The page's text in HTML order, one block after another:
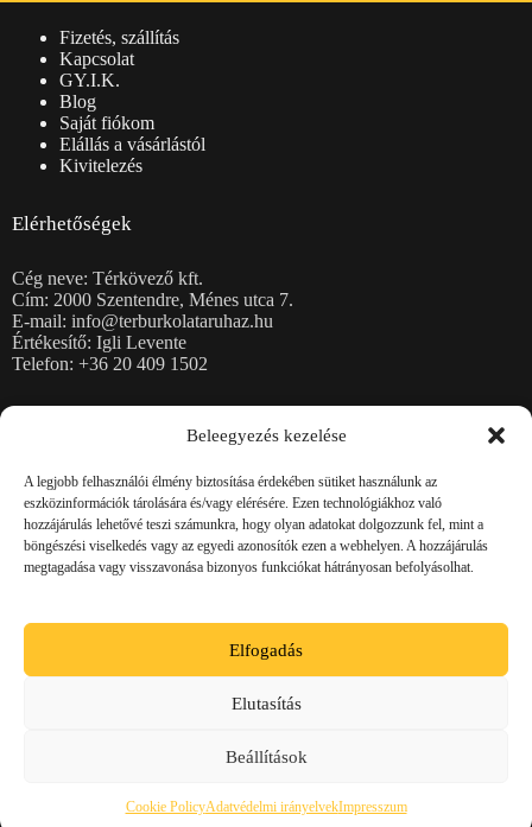
Beleegyezés kezelése
A legjobb felhasználói élmény biztosítása érdekében sütiket használunk az
eszközinformációk tárolására és/vagy elérésére. Ezen technológiákhoz való
hozzájárulás lehetővé teszi számunkra, hogy olyan adatokat dolgozzunk fel, mint a
böngészési viselkedés vagy az egyedi azonosítók ezen a webhelyen. A hozzájárulás
megtagadása vagy visszavonása bizonyos funkciókat hátrányosan befolyásolhat.
Elfogadás
Elutasítás
Beállítások
Cookie PolicyAdatvédelmi irányelvekImpresszum
Fizetés, szállítás
Kapcsolat
GY.I.K.
Blog
Saját fiókom
Elállás a vásárlástól
Kivitelezés
Elérhetőségek
Cég neve: Térkövező kft.
Cím: 2000 Szentendre, Ménes utca 7.
E-mail: info@terburkolataruhaz.hu
Értékesítő: Igli Levente
Telefon: +36 20 409 1502
Kerítéskövek, fedlapok
Rézsűkő, Lépcsőblokkok, Kerti támfalelemek
Magaságyások
Szegélykövek
Zsalukövek
Jogi információk
© 2026 minden jog fenntartva! - Térburkolat Áruház